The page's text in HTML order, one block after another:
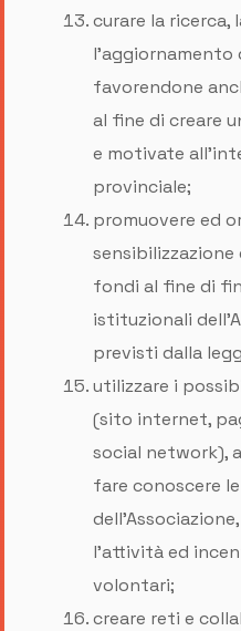
curare la ricerca,
favorendone
al fine di creare
e motivate
provinciale;
promuovere ed
fondi al fine di
istituzionali
previsti dalla
utilizzare i
(sito internet,
social network),
fare conoscere
l’attività ed
volontari;
creare reti e